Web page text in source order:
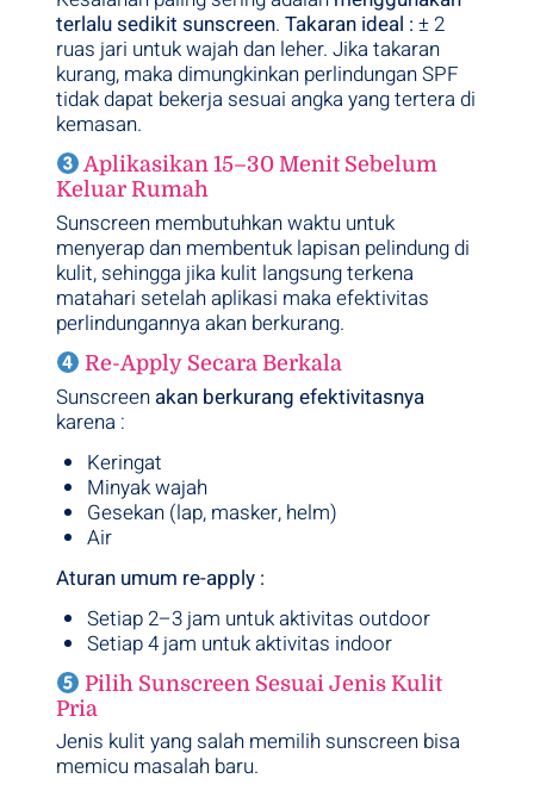
terlalu sedikit sunscreen. Takaran ideal : ± 2
ruas jari untuk wajah dan leher. Jika takaran
kurang, maka dimungkinkan perlindungan SPF
tidak dapat bekerja sesuai angka yang tertera di
kemasan.
Aplikasikan 15–30 Menit Sebelum
Keluar Rumah
Sunscreen membutuhkan waktu untuk
menyerap dan membentuk lapisan pelindung di
kulit, sehingga jika kulit langsung terkena
matahari setelah aplikasi maka efektivitas
perlindungannya akan berkurang.
Re-Apply Secara Berkala
Sunscreen akan berkurang efektivitasnya
karena :
Keringat
Minyak wajah
Gesekan (lap, masker, helm)
Air
Aturan umum re-apply :
Setiap 2–3 jam untuk aktivitas outdoor
Setiap 4 jam untuk aktivitas indoor
Pilih Sunscreen Sesuai Jenis Kulit
Pria
Jenis kulit yang salah memilih sunscreen bisa
memicu masalah baru.